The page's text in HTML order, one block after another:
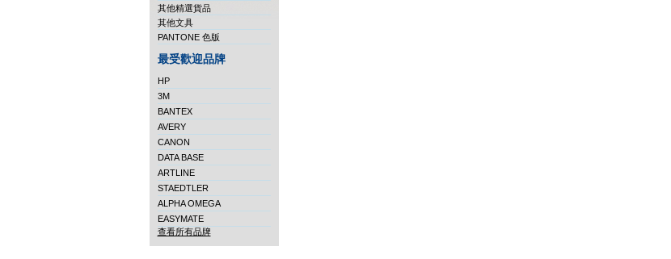
其他精選貨品
其他文具
PANTONE 色版
最受歡迎品牌
HP
3M
BANTEX
AVERY
CANON
DATA BASE
ARTLINE
STAEDTLER
ALPHA OMEGA
EASYMATE
查看所有品牌